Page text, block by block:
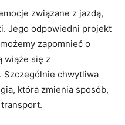
związane z jazdą,
⁢Jego odpowiedni ​projekt
zapomnieć o
wiąże​ się z
Szczególnie‌ chwytliwa
która zmienia ⁤sposób,